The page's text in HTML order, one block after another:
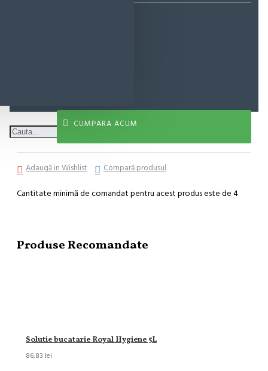
CUMPARA ACUM
Adaugă in Wishlist Compară produsul
Cantitate minimă de comandat pentru acest produs este de 4
Produse Recomandate
Solutie bucatarie Royal Hygiene 5L
86,83 lei